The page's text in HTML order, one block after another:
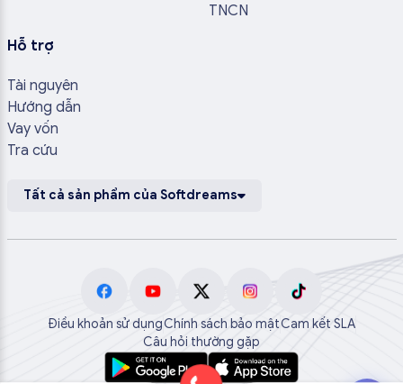
TNCN
Hỗ trợ
Tài nguyên
Hướng dẫn
Vay vốn
Tra cứu
Tất cả sản phẩm của Softdreams
Điều khoản sử dụngChính sách bảo mậtCam kết SLA
Câu hỏi thường gặp